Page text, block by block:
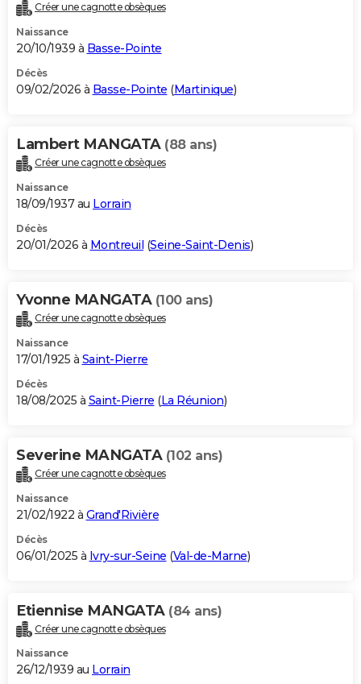
Destinations
City break
Voyage nature
Voyage de noces
Forum
Climat
+PHOTO
GUIDES D'ACHAT
BONS PLANS
Carte de Noël
Carte Bonne année
Carte Saint-Valentin
Carte Pâques
Carte d'anniversaire
DICTIONNAIRE
Dictionnaire
Biographies
Citations
Expressions
Proverbes
PROGRAMME TV
S'inscrire
Se connecter
Lycées
Collèges
Primaires
Universités
Entreprises
Service militaire
Avis de recherche
AVIS DE DÉCÈS
Bricolage
Lifestyle
Culture
Sport
Auto
Television
Voyage
Cinema
Créer une cagnotte obsèques
Naissance
20/10/1939 à Basse-Pointe
Décès
09/02/2026 à Basse-Pointe (Martinique)
Lambert MANGATA (88 ans)
Créer une cagnotte obsèques
Naissance
18/09/1937 au Lorrain
Décès
20/01/2026 à Montreuil (Seine-Saint-Denis)
Yvonne MANGATA (100 ans)
Créer une cagnotte obsèques
Naissance
17/01/1925 à Saint-Pierre
Décès
18/08/2025 à Saint-Pierre (La Réunion)
Severine MANGATA (102 ans)
Créer une cagnotte obsèques
Naissance
21/02/1922 à Grand'Rivière
Décès
06/01/2025 à Ivry-sur-Seine (Val-de-Marne)
Etiennise MANGATA (84 ans)
Créer une cagnotte obsèques
Naissance
26/12/1939 au Lorrain